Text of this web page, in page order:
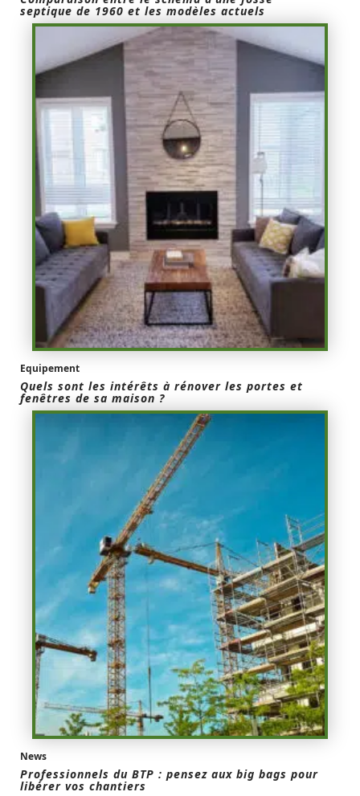
septique de 1960 et les modèles actuels
Equipement
Quels sont les intérêts à rénover les portes et
fenêtres de sa maison ?
News
Professionnels du BTP : pensez aux big bags pour
libérer vos chantiers